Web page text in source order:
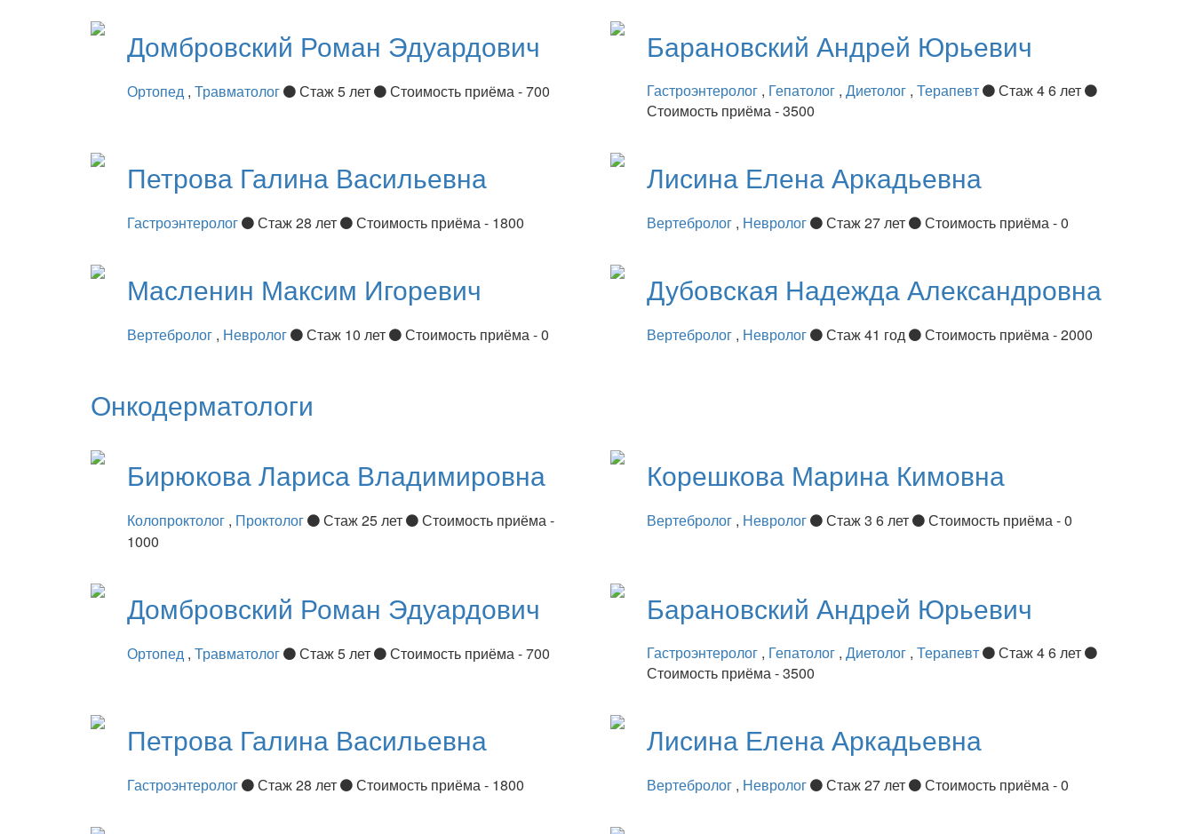
Домбровский Роман Эдуардович
Ортопед , Травматолог Стаж 5 лет Стоимость приёма - 700
Барановский Андрей Юрьевич
Гастроэнтеролог , Гепатолог , Диетолог , Терапевт
Стаж 4 6 лет
Стоимость приёма - 3500
Петрова Галина Васильевна
Гастроэнтеролог Стаж 28 лет Стоимость приёма - 1800
Лисина Елена Аркадьевна
Вертебролог , Невролог Стаж 27 лет Стоимость приёма - 0
Масленин Максим Игоревич
Вертебролог , Невролог Стаж 10 лет Стоимость приёма - 0
Дубовская Надежда Александровна
Вертебролог , Невролог Стаж 41 год Стоимость приёма - 2000
Онкодерматологи
БирюковаЛариса Владимировна
Колопроктолог , Проктолог Стаж 25 лет
Стоимость приёма -
1000
Корешкова Марина Кимовна
Вертебролог , Невролог Стаж 3 6 лет Стоимость приёма - 0
Домбровский Роман Эдуардович
Ортопед , Травматолог Стаж 5 лет Стоимость приёма - 700
Барановский Андрей Юрьевич
Гастроэнтеролог , Гепатолог , Диетолог , Терапевт
Стаж 4 6 лет
Стоимость приёма - 3500
Петрова Галина Васильевна
Гастроэнтеролог Стаж 28 лет Стоимость приёма - 1800
Лисина Елена Аркадьевна
Вертебролог , Невролог Стаж 27 лет Стоимость приёма - 0